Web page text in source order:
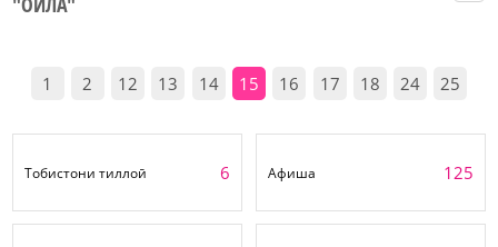
1 2 12 13 14 15 16 17 18 24 25
Тобистони тиллоӣ 6 Афиша 125